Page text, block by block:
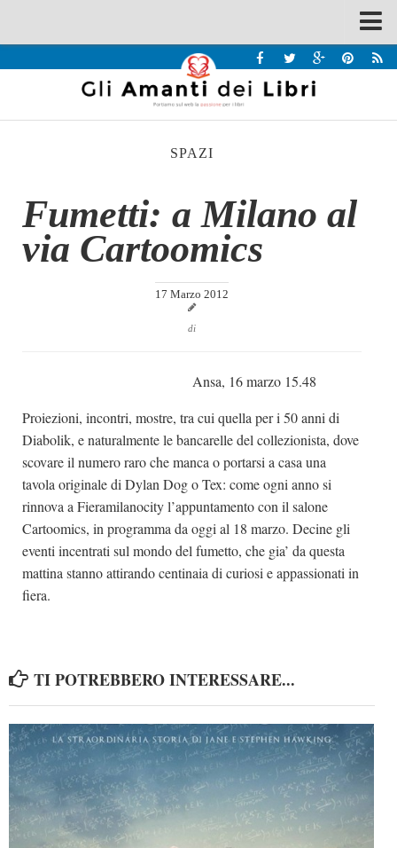
Recensioni
Interviste & Incontri
Chi siamo
Contatti
Dicono di Noi
Rassegna Stampa
Archivio
Autori
Generi
Case editrici
Partnership
A Tutto Volume
Salone di Torino
Marketing
SPAZI
Fumetti: a Milano al
via Cartoomics
17 Marzo 2012
di
Ansa, 16 marzo 15.48
Proiezioni, incontri, mostre, tra cui quella per i 50 anni di
Diabolik, e naturalmente le bancarelle del collezionista, dove
scovare il numero raro che manca o portarsi a casa una
tavola originale di Dylan Dog o Tex: come ogni anno si
rinnova a Fieramilanocity l’appuntamento con il salone
Cartoomics, in programma da oggi al 18 marzo. Decine gli
eventi incentrati sul mondo del fumetto, che gia’ da questa
mattina stanno attirando centinaia di curiosi e appassionati in
fiera.
TI POTREBBERO INTERESSARE...